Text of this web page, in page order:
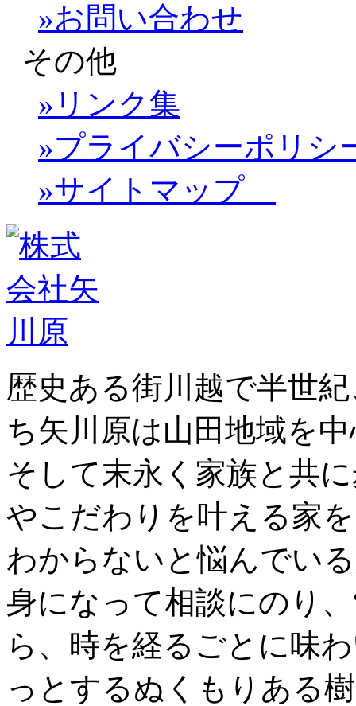
»お問い合わせ
その他
»リンク集
»プライバシーポリシ
»サイトマップ
歴史ある街川越で半世
ち矢川原は山田地域を
そして末永く家族と共
やこだわりを叶える家
わからないと悩んでい
身になって相談にのり
ら、時を経るごとに味
っとするぬくもりある